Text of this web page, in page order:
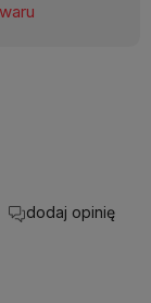
dodaj opinię